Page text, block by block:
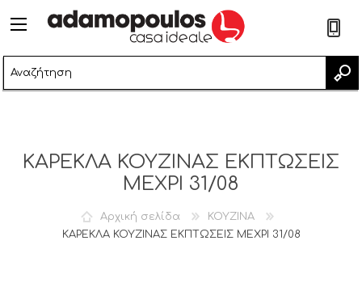
ΚΑΡΕΚΛΑ ΚΟΥΖΙΝΑΣ ΕΚΠΤΩΣΕΙΣ
ΜΕΧΡΙ 31/08
Αρχική σελίδα
ΚΟΥΖΙΝΑ
ΚΑΡΕΚΛΑ ΚΟΥΖΙΝΑΣ ΕΚΠΤΩΣΕΙΣ ΜΕΧΡΙ 31/08